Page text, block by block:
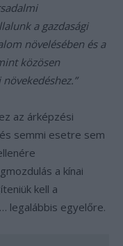
a gazdasági
növelésében és a
közösen
az árképzési
semmi esetre sem
a kínai
kell a
legalábbis egyelőre.